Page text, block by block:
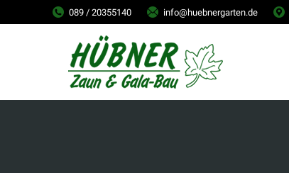
089 / 20355140 info@huebnergarten.de